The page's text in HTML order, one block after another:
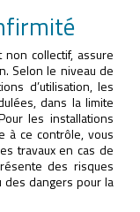
non collectif, assure
Selon le niveau de
d’utilisation, les
dans la limite
les installations
à ce contrôle, vous
travaux en cas de
des risques
des dangers pour la